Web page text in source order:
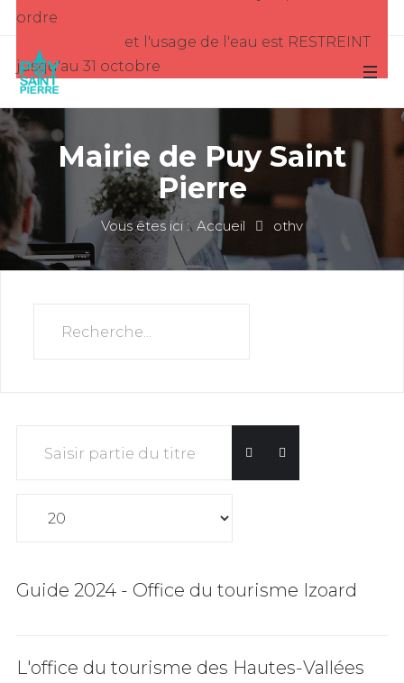
ordre
et l'usage de l'eau est RESTREINT
jusqu'au 31 octobre
Mairie de Puy Saint
Pierre
Vous êtes ici : Accueil othv
Guide 2024 - Office du tourisme Izoard
L'office du tourisme des Hautes-Vallées